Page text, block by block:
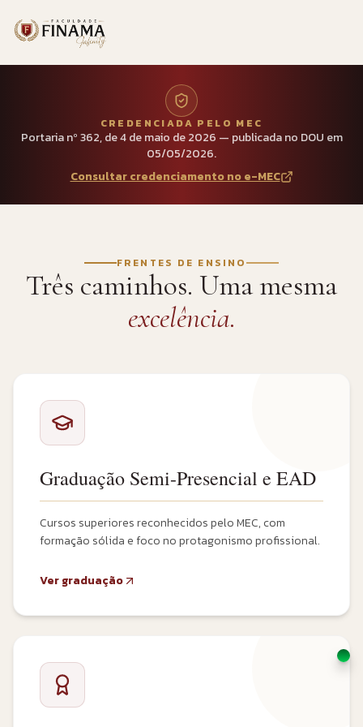
CREDENCIADA PELO MEC
Portaria nº 362, de 4 de maio de 2026 — publicada no DOU em
05/05/2026.
Consultar credenciamento no e-MEC
FRENTES DE ENSINO
Três caminhos. Uma mesma
excelência.
Graduação Semi-Presencial e EAD
Cursos superiores reconhecidos pelo MEC, com
formação sólida e foco no protagonismo profissional.
Ver graduação